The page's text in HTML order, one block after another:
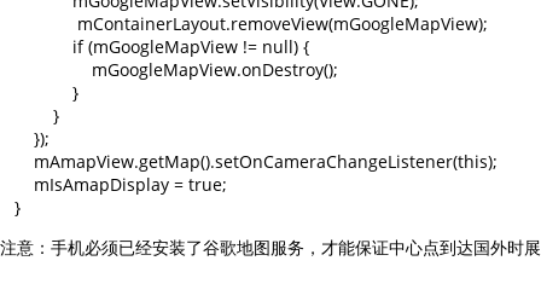
                mContainerLayout.removeView(mGoogleMapView);
               if (mGoogleMapView != null) {
                   mGoogleMapView.onDestroy();
               }
           }
       });
       mAmapView.getMap().setOnCameraChangeListener(this);
       mIsAmapDisplay = true;
注意：手机必须已经安装了谷歌地图服务，才能保证中心点到达国外时